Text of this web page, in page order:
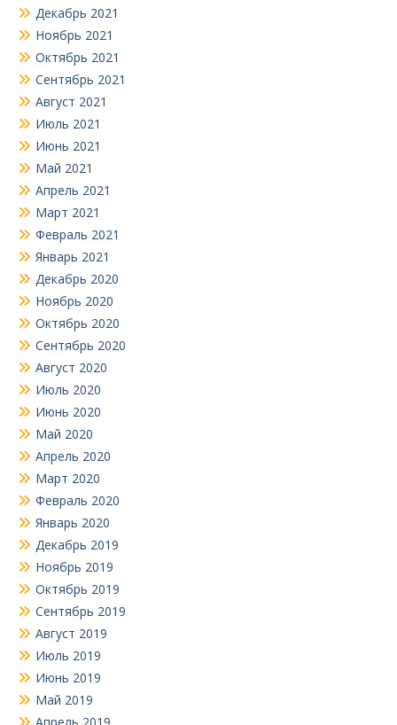
Декабрь 2021
Ноябрь 2021
Октябрь 2021
Сентябрь 2021
Август 2021
Июль 2021
Июнь 2021
Май 2021
Апрель 2021
Март 2021
Февраль 2021
Январь 2021
Декабрь 2020
Ноябрь 2020
Октябрь 2020
Сентябрь 2020
Август 2020
Июль 2020
Июнь 2020
Май 2020
Апрель 2020
Март 2020
Февраль 2020
Январь 2020
Декабрь 2019
Ноябрь 2019
Октябрь 2019
Сентябрь 2019
Август 2019
Июль 2019
Июнь 2019
Май 2019